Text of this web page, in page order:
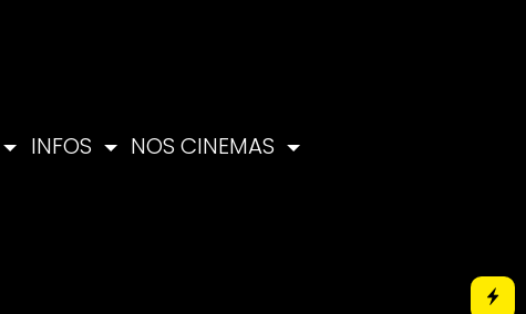
INFOS NOS CINEMAS